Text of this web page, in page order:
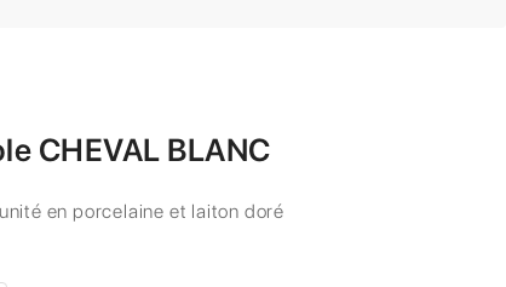
CHEVAL BLANC
en porcelaine et laiton doré